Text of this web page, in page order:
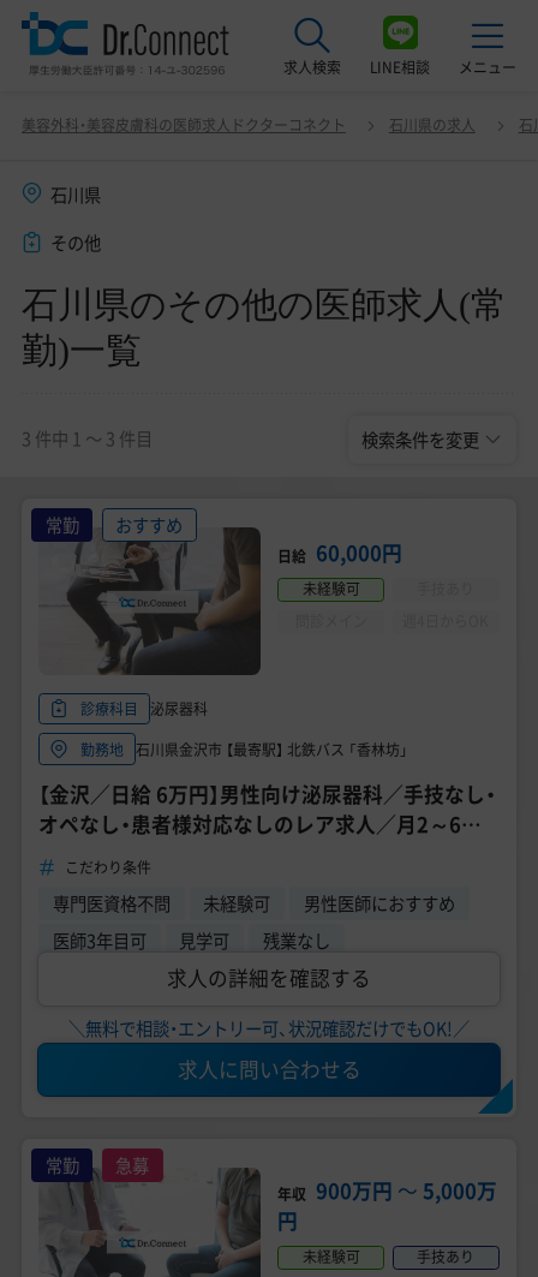
求人検索 LINE相談 メニュー
美容クリニック見学ご希望の方はこちら
サービス紹介
ドクターコネクトの強み
エージェント紹介
常勤求人一覧
美容医療医師の転職お役立ちコンテンツ
美容クリニック見学・研修情報
美容外科・美容皮膚科の医師転職体験談
美容クリニックインタビュー
美容医療の転職お役立ち記事
美容医療辞典
よくあるご質問
医師採用ご担当者様・その他問い合わせ
美容外科・美容皮膚科の医師求人ドクターコネクト 石川県の求人 石
石川県
その他
石川県のその他の医師求人(常
勤)一覧
3 件中 1 〜 3 件目 検索条件を変更
石川県のその他の医師求人(常勤)一覧 変更
常勤 おすすめ
日給 60,000円
未経験可
診療科目
泌尿器科
勤務地 石川県金沢市 【最寄駅】 北鉄バス 「香林坊」
【金沢／日給 6万円】男性向け泌尿器科／手技なし・
オペなし・患者様対応なしのレア求人／月2～6日
勤務のみ
こだわり条件
専門医資格不問 未経験可
男性医師におすすめ
医師3年目可
見学可 残業なし
求人の詳細を確認する
＼無料で相談・エントリー可、状況確認だけでもOK!／
求人に問い合わせる
常勤 急募
年収 900万円 〜 5,000万
円
未経験可
手技あり